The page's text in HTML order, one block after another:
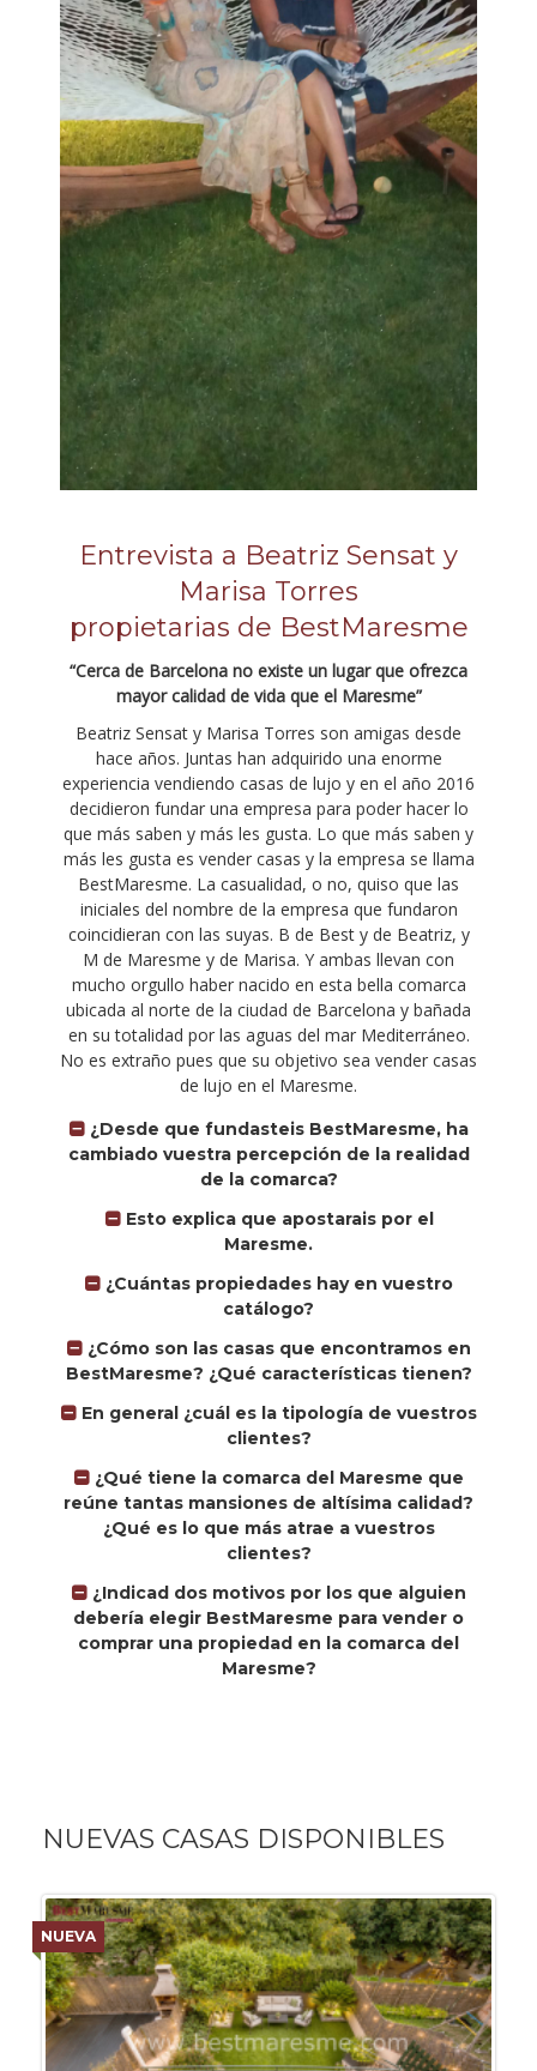
Entrevista a Beatriz Sensat y
Marisa Torres
propietarias de BestMaresme
“Cerca de Barcelona no existe un lugar que ofrezca
mayor calidad de vida que el Maresme”
Beatriz Sensat y Marisa Torres son amigas desde
hace años. Juntas han adquirido una enorme
experiencia vendiendo casas de lujo y en el año 2016
decidieron fundar una empresa para poder hacer lo
que más saben y más les gusta. Lo que más saben y
más les gusta es vender casas y la empresa se llama
BestMaresme. La casualidad, o no, quiso que las
iniciales del nombre de la empresa que fundaron
coincidieran con las suyas. B de Best y de Beatriz, y
M de Maresme y de Marisa. Y ambas llevan con
mucho orgullo haber nacido en esta bella comarca
ubicada al norte de la ciudad de Barcelona y bañada
en su totalidad por las aguas del mar Mediterráneo.
No es extraño pues que su objetivo sea vender casas
de lujo en el Maresme.
¿Desde que fundasteis BestMaresme, ha
cambiado vuestra percepción de la realidad
de la comarca?
Esto explica que apostarais por el
Maresme.
¿Cuántas propiedades hay en vuestro
catálogo?
¿Cómo son las casas que encontramos en
BestMaresme? ¿Qué características tienen?
En general ¿cuál es la tipología de vuestros
clientes?
¿Qué tiene la comarca del Maresme que
reúne tantas mansiones de altísima calidad?
¿Qué es lo que más atrae a vuestros
clientes?
¿Indicad dos motivos por los que alguien
debería elegir BestMaresme para vender o
comprar una propiedad en la comarca del
Maresme?
NUEVAS CASAS DISPONIBLES
NUEVA